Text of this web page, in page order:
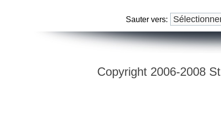
Sauter vers:
Copyright 2006-2008